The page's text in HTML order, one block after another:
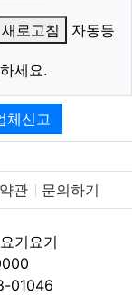
새로고침 자동등
세요.
체신고
관 문의하기
기요기
01046